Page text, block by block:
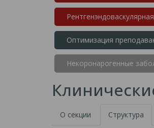
Оптимизация
Некоронарогенные
О секции Структура